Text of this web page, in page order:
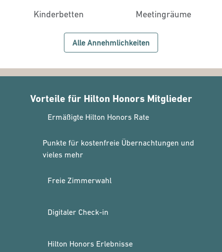
Kinderbetten Meeting­räume
Alle Annehmlichkeiten
Vorteile für Hilton Honors Mitglieder
Ermäßigte Hilton Honors Rate
Punkte für kostenfreie Übernachtungen und
vieles mehr
Freie Zimmerwahl
Digitaler Check-in
Hilton Honors Erlebnisse